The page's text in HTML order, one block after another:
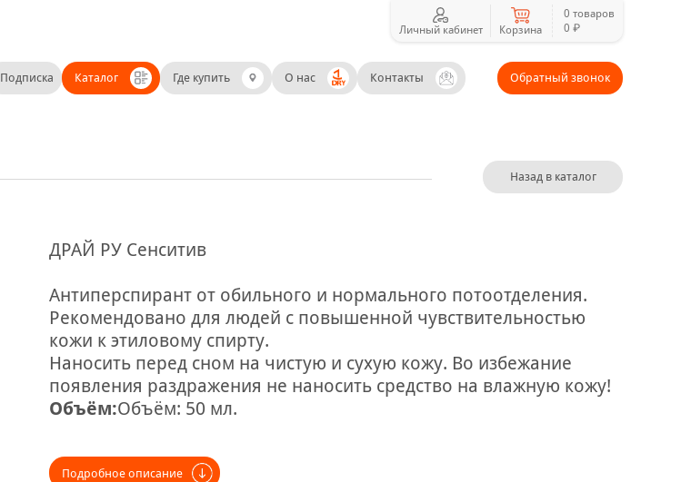
Подписка Каталог Где купить О нас Контакты Обратный звонок
Личный кабинет Корзина
0 товаров
0 ₽
Назад в каталог
ДРАЙ РУ Сенситив
Антиперспирант от обильного и нормального потоотделения.
Рекомендовано для людей с повышенной чувствительностью
кожи к этиловому спирту.
Наносить перед сном на чистую и сухую кожу. Во избежание
появления раздражения не наносить средство на влажную кожу!
Объём:Объём: 50 мл.
Подробное описание